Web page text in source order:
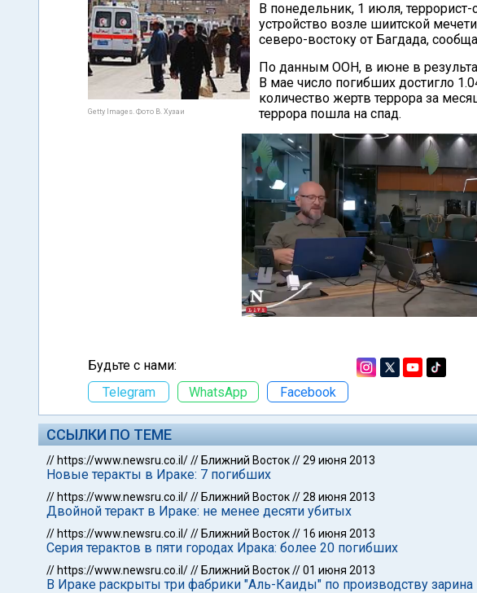
Getty Images. Фото В. Хузаи
В понедельник, 1 июля,
устройство возле шиитской
северо-востоку от Багдада,
По данным ООН, в июне в
В мае число погибших достигло
количество жертв террора за
террора пошла на спад.
Будьте с нами:
Telegram
WhatsApp Facebook
ССЫЛКИ ПО ТЕМЕ
// https://www.newsru.co.il/// Ближний Восток//29 июня 2013
Новые теракты в Ираке: 7 погибших
// https://www.newsru.co.il/// Ближний Восток//28 июня 2013
Двойной теракт в Ираке: не менее десяти убитых
// https://www.newsru.co.il/// Ближний Восток// 16 июня 2013
Серия терактов в пяти городах Ирака: более 20 погибших
// https://www.newsru.co.il/// Ближний Восток//01 июня 2013
В Ираке раскрыты три фабрики "Аль-Каиды" по производству зарина